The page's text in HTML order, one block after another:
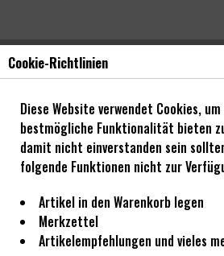
NOA 120 klicks Vorderrad
Cookie-Richtlinien
Diese Website verwendet Cookies,
bestmögliche Funktionalität bieten
damit nicht einverstanden sein
folgende Funktionen nicht zur
Artikel in den Warenkorb legen
Merkzettel
Artikelempfehlungen und vieles